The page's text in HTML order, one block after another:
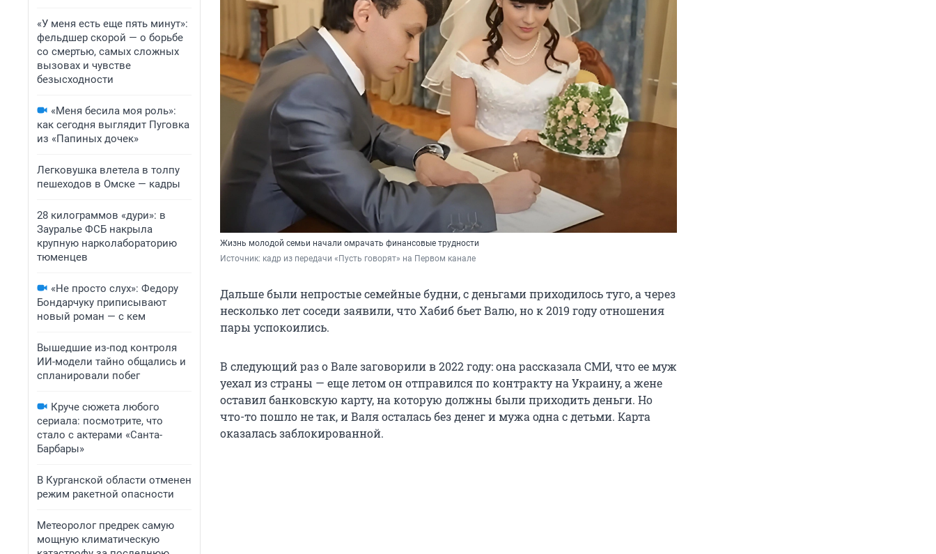
«У меня есть еще пять минут»:
фельдшер скорой — о борьбе
со смертью, самых сложных
вызовах и чувстве
безысходности
«Меня бесила моя роль»:
как сегодня выглядит Пуговка
из «Папиных дочек»
Легковушка влетела в толпу
пешеходов в Омске — кадры
28 килограммов «дури»: в
Зауралье ФСБ накрыла
крупную нарколабораторию
тюменцев
«Не просто слух»: Федору
Бондарчуку приписывают
новый роман — с кем
Вышедшие из-под контроля
ИИ-модели тайно общались и
спланировали побег
Круче сюжета любого
сериала: посмотрите, что
стало с актерами «Санта-
Барбары»
В Курганской области отменен
режим ракетной опасности
Метеоролог предрек самую
мощную климатическую
Жизнь молодой семьи начали омрачать финансовые трудности
Источник: кадр из передачи «Пусть говорят» на Первом канале
Дальше были непростые семейные будни, с деньгами приходилось туго, а через
несколько лет соседи заявили, что Хабиб бьет Валю, но к 2019 году отношения
пары успокоились.
В следующий раз о Вале заговорили в 2022 году: она рассказала СМИ, что ее муж
уехал из страны — еще летом он отправился по контракту на Украину, а жене
оставил банковскую карту, на которую должны были приходить деньги. Но
что-то пошло не так, и Валя осталась без денег и мужа одна с детьми. Карта
оказалась заблокированной.